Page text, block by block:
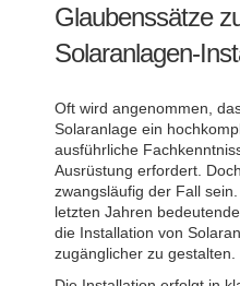
Glaubenssätze
Solaranlagen-
Oft wird angenommen,
Solaranlage ein
ausführliche
Ausrüstung erfordert.
zwangsläufig der Fall
letzten Jahren
die Installation von
zugänglicher zu gestalten.